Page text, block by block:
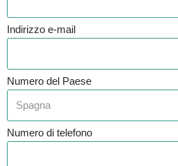
Indirizzo e-mail
Numero del Paese
Numero di telefono